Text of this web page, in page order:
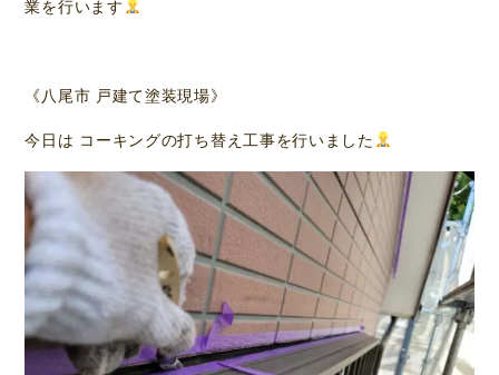
業を行います
《八尾市 戸建て塗装現場》
今日は コーキングの打ち替え工事を行いました